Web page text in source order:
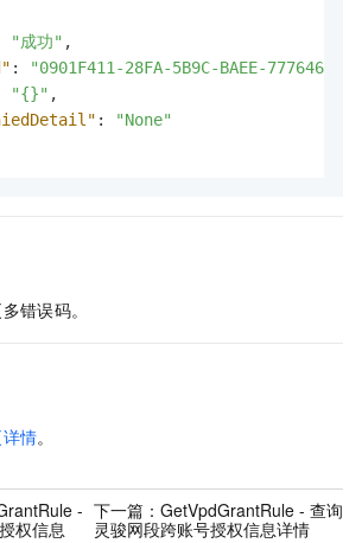
"成功" ,
:
"0901F411-28FA-5B9C-BAEE-
"{}" ,
:
"None"
错误码。
情。
-
权信息
下一篇： GetVpdGrantRule - 查询
灵骏网段跨账号授权信息详情